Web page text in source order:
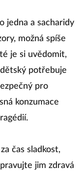
jedna a sacharidy
možná spíše
je si uvědomit,
potřebuje
pro
konzumace
čas sladkost,
jim zdravá